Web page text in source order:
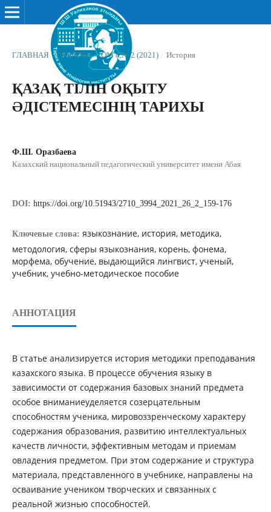
ГЛАВНАЯ / АРХИВЫ / ТОМ 8 № 2 (2021) / История
ҚАЗАҚ ТІЛІН ОҚЫТУ
ƏДІСТЕМЕСІНІҢ ТАРИХЫ
Ф.Ш. Оразбаева
Казахский национальный педагогический университет имени Абая
DOI: https://doi.org/10.51943/2710_3994_2021_26_2_159-176
Ключевые слова: языкознание, история, методика,
методология, сферы языкознания, корень, фонема,
морфема, обучение, выдающийся лингвист, ученый,
учебник, учебно-методическое пособие
АННОТАЦИЯ
В статье анализируется история методики преподавания
казахского языка. В процессе обучения языку в
зависимости от содержания базовых знаний предмета
особое вниманиеуделяется созерцательным
способностям ученика, мировоззренческому характеру
содержания образования, развитию интеллектуальных
качеств личности, эффективным методам и приемам
овладения предметом. При этом содержание и структура
материала, представленного в учебнике, направлены на
осваивание учеником творческих и связанных с
реальной жизнью способностей.